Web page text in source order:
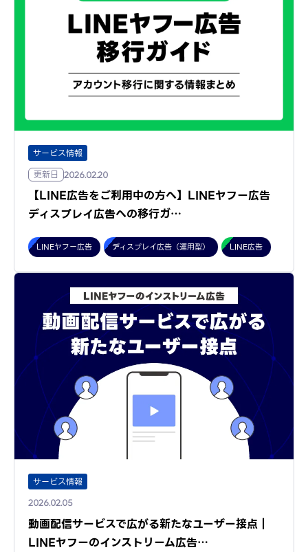
サービス情報
更新日
2026.02.20
【LINE広告をご利用中の方へ】LINEヤフー広告
ディスプレイ広告への移行ガ…
LINEヤフー広告 ディスプレイ広告（運用型） LINE広告
サービス情報
2026.02.05
動画配信サービスで広がる新たなユーザー接点｜
LINEヤフーのインストリーム広告…